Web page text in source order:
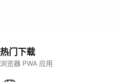
热门下载
浏览器 PWA 应用